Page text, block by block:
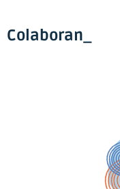
Colaboran_